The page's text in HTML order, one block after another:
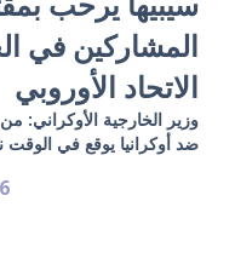
المشاركين في
الاتحاد الأوروبي
وزير الخارجية الأوكراني:
ضد أوكرانيا يوقع في